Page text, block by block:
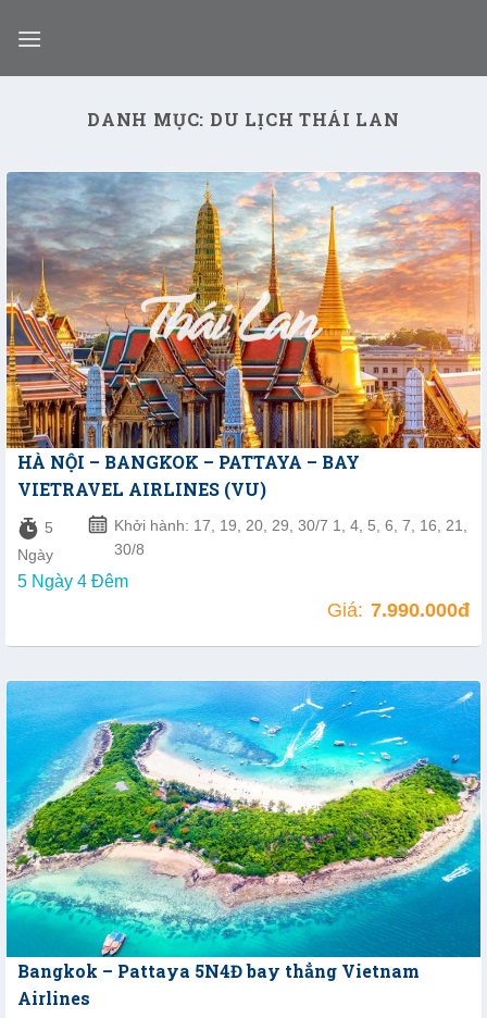
DANH MỤC: DU LỊCH THÁI LAN
HÀ NỘI – BANGKOK – PATTAYA – BAY
VIETRAVEL AIRLINES (VU)
5
Ngày
Khởi hành: 17, 19, 20, 29, 30/7 1, 4, 5, 6, 7, 16, 21,
30/8
5 Ngày 4 Đêm
Giá: 7.990.000đ
Bangkok – Pattaya 5N4Đ bay thẳng Vietnam
Airlines